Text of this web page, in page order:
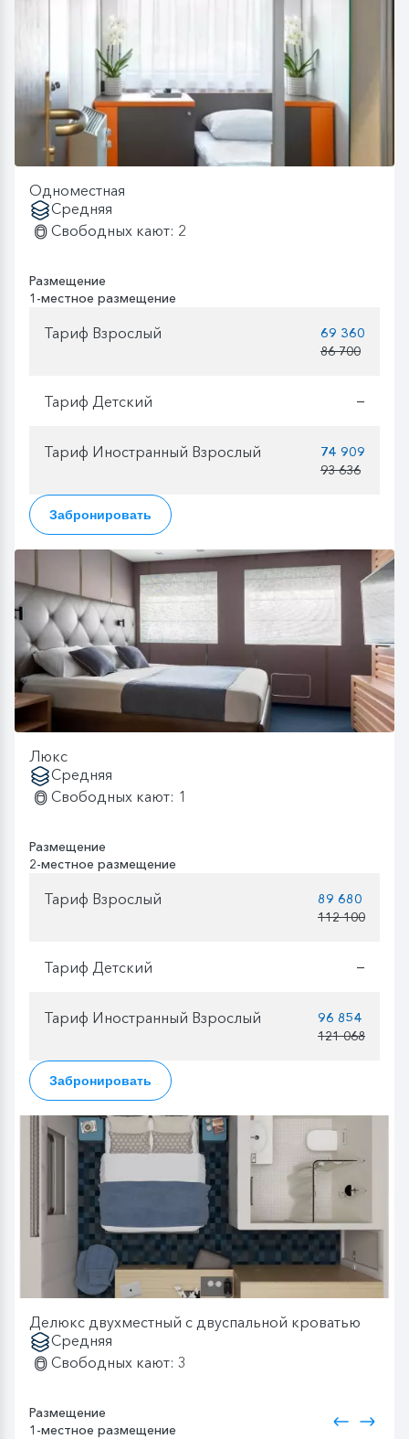
Одноместная
Средняя
Свободных кают: 2
Размещение
1-местное размещение
Тариф Взрослый
69 360
86 700
Тариф Детский —
Тариф Иностранный Взрослый
74 909
93 636
Забронировать
Люкс
Средняя
Свободных кают: 1
Размещение
2-местное размещение
Тариф Взрослый
89 680
112 100
Тариф Детский —
Тариф Иностранный Взрослый
96 854
121 068
Забронировать
Делюкс двухместный с двуспальной кроватью
Средняя
Свободных кают: 3
Размещение
1-местное размещение